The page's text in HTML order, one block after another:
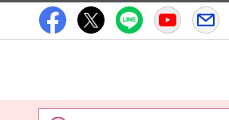
高萩市公式Facebook
高萩市公式X高萩市公式
高萩